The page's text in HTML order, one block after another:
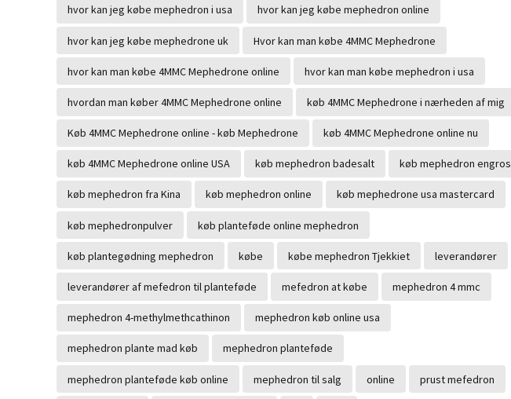
hvor kan jeg købe mephedron i usa hvor kan jeg købe mephedron online
hvor kan jeg købe mephedrone uk Hvor kan man købe 4MMC Mephedrone
hvor kan man købe 4MMC Mephedrone online hvor kan man købe mephedron i usa
hvordan man køber 4MMC Mephedrone online køb 4MMC Mephedrone i nærheden af ​​mig
Køb 4MMC Mephedrone online - køb Mephedrone køb 4MMC Mephedrone online nu
køb 4MMC Mephedrone online USA køb mephedron badesalt køb mephedron engros
køb mephedron fra Kina køb mephedron online køb mephedrone usa mastercard
køb mephedronpulver køb planteføde online mephedron
køb plantegødning mephedron købe købe mephedron Tjekkiet leverandører
leverandører af mefedron til planteføde mefedron at købe mephedron 4 mmc
mephedron 4-methylmethcathinon mephedron køb online usa
mephedron plante mad køb mephedron planteføde
mephedron planteføde køb online mephedron til salg online prust mefedron